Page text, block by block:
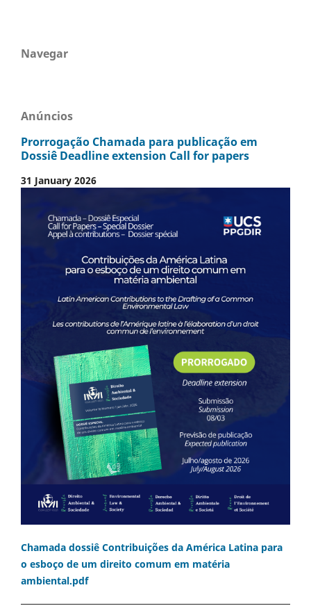
Navegar
Anúncios
Prorrogação Chamada para publicação em
Dossiê Deadline extension Call for papers
31 January 2026
Chamada dossiê Contribuições da América Latina para
o esboço de um direito comum em matéria
ambiental.pdf